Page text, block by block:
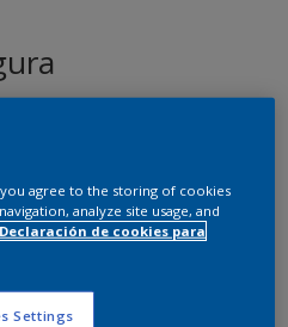
you agree to the storing of cookies
analyze site usage, and
Declaración de cookies para
Settings